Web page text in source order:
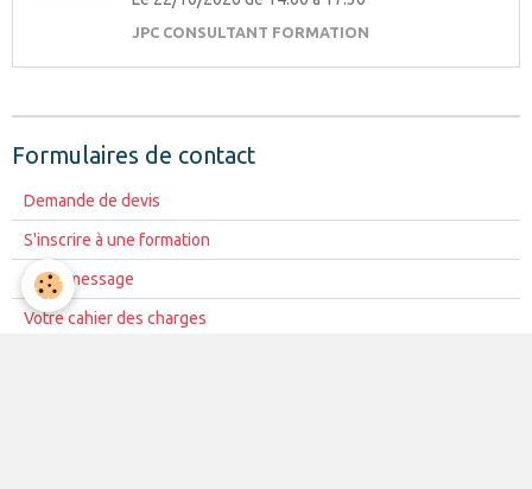
JPC CONSULTANT FORMATION
Formulaires de contact
Demande de devis
S'inscrire à une formation
Votre message
Votre cahier des charges